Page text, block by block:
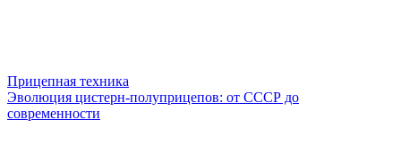
Прицепная техника
Эволюция цистерн-полуприцепов: от СССР до
современности